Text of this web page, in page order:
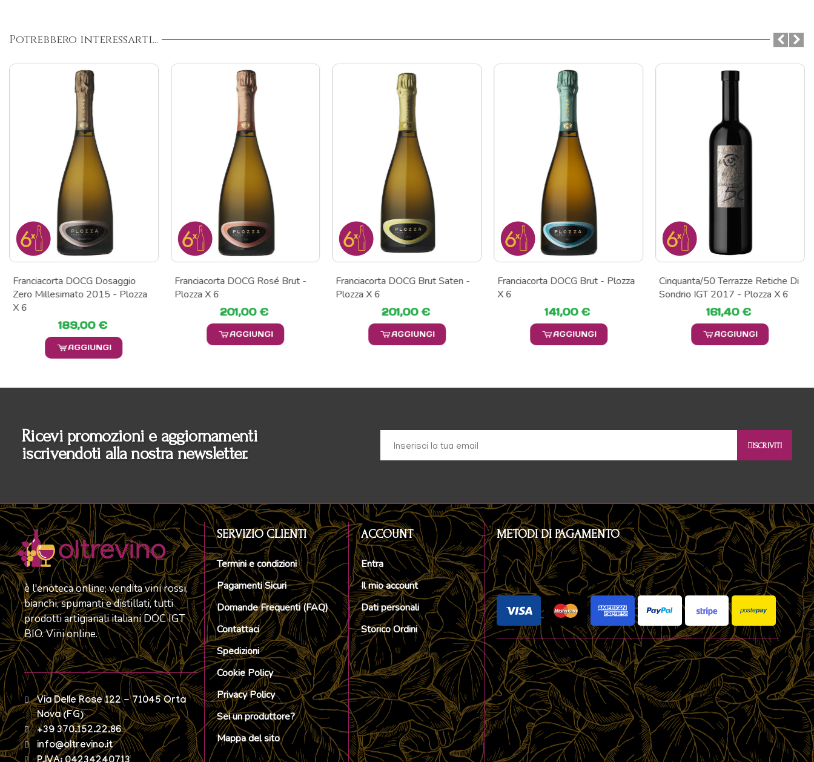
Potrebbero interessarti...
Franciacorta DOCG Dosaggio
Zero Millesimato 2015 - Plozza
X 6
189,00 €
AGGIUNGI
Franciacorta DOCG Rosé Brut -
Plozza X 6
201,00 €
AGGIUNGI
Franciacorta DOCG Brut Saten -
Plozza X 6
201,00 €
AGGIUNGI
Franciacorta DOCG Brut - Plozza
X 6
141,00 €
AGGIUNGI
Cinquanta/50 Terrazze Retiche Di
Sondrio IGT 2017 - Plozza X 6
161,40 €
AGGIUNGI
Ricevi promozioni e aggiornamenti
iscrivendoti alla nostra newsletter.
ISCRIVITI
è l'enoteca online; vendita vini rossi,
bianchi, spumanti e distillati, tutti
prodotti artigianali italiani DOC IGT
BIO. Vini online.
Via Delle Rose 122 - 71045 Orta
Nova (FG)
+39 370.152.22.86
info@oltrevino.it
SERVIZIO CLIENTI
Termini e condizioni
Pagamenti Sicuri
Domande Frequenti (FAQ)
Contattaci
Spedizioni
Cookie Policy
Privacy Policy
Sei un produttore?
Mappa del sito
ACCOUNT
Entra
Il mio account
Dati personali
Storico Ordini
METODI DI PAGAMENTO